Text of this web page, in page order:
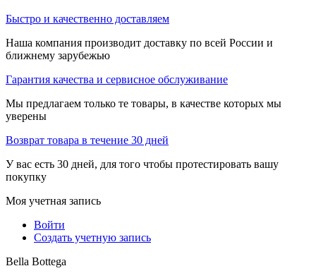
Быстро и качественно доставляем
Наша компания производит доставку по всей России и
ближнему зарубежью
Гарантия качества и сервисное обслуживание
Мы предлагаем только те товары, в качестве которых мы
уверены
Возврат товара в течение 30 дней
У вас есть 30 дней, для того чтобы протестировать вашу
покупку
Моя учетная запись
Войти
Создать учетную запись
Bella Bottega